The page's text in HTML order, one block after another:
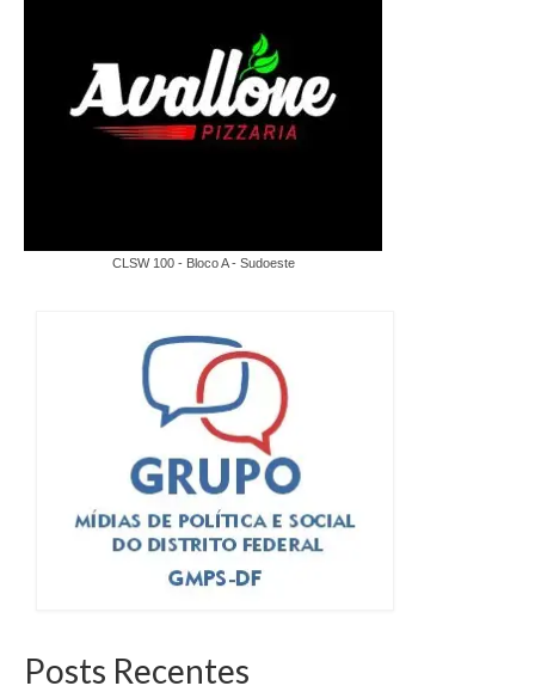
CLSW 100 - Bloco A - Sudoeste
Posts Recentes